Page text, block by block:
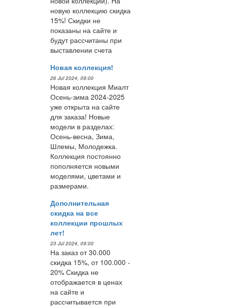
новую коллекцию скидка
15%! Скидки не
показаны на сайте и
будут рассчитаны при
выставлении счета
Новая коллекция!
26 Jul 2024, 09:00
Новая коллекция Миалт
Осень-зима 2024-2025
уже открыта на сайте
для заказа! Новые
модели в разделах:
Осень-весна, Зима,
Шлемы, Молодежка.
Коллекция постоянно
пополняется новыми
моделями, цветами и
размерами.
Дополнительная
скидка на все
коллекции прошлых
лет!
23 Jul 2024, 09:00
На заказ от 30.000
скидка 15%, от 100.000 -
20% Скидка не
отображается в ценах
на сайте и
рассчитывается при